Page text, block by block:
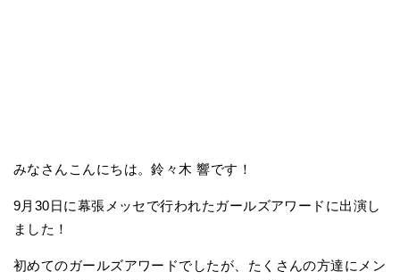
みなさんこんにちは。鈴々木 響です！
9月30日に幕張メッセで行われたガールズアワードに出演し
ました！
初めてのガールズアワードでしたが、たくさんの方達にメン